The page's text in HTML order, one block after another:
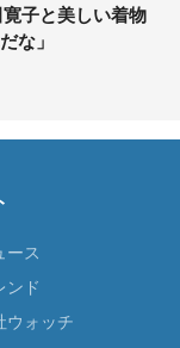
子と美しい着物
な」
ース
ンド
ウォッチ